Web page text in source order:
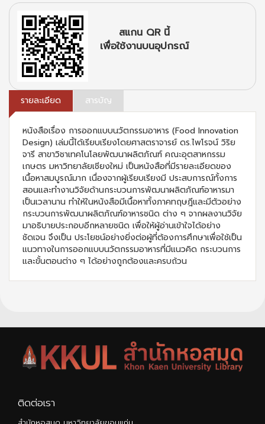
สแกน QR นี้
เพื่อใช้งานบนอุปกรณ์
รายละเอียด สารบัญ
หนังสือเรื่อง การออกแบบนวัตกรรมอาหาร (Food Innovation
Design) เล่มนี้ได้เรียบเรียงโดยศาสตราจารย์ ดร.ไพโรจน์ วิริย
จารี สาขาวิชาเทคโนโลยพัฒนาผลิตภัณฑ์ คณะอุตสาหกรรม
เกษตร มหาวิทยาลัยเชียงใหม่ เป็นหนังสือที่มีรายละเอียดของ
เนื้อหาสมบูรณ์มาก เนื่องจากผู้เรียบเรียงมี ประสบการณ์ทั้งการ
สอนและทำงานวิจัยด้านกระบวนการพัฒนาผลิตภัณฑ์อาหารมา
เป็นเวลานาน ทำให้ในหนังสือมีเนื้อหาทั้งภาคทฤษฎีและมีตัวอย่าง
กระบวนการพัฒนาผลิตภัณฑ์อาหารชนิด ต่าง ๆ จากผลงานวิจัย
มาอธิบายประกอบอีกหลายชนิด เพื่อให้ผู้อ่านเข้าใจได้อย่าง
ชัดเจน จึงเป็น ประโยชน์อย่างยิ่งต่อผู้ที่ต้องการศึกษาเพื่อใช้เป็น
แนวทางในการออกแบบนวัตกรรมอาหารที่มีแนวคิด กระบวนการ
และขั้นตอนต่าง ๆ ได้อย่างถูกต้องและครบถ้วน
ติดต่อเรา